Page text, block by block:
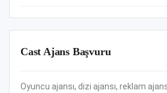
Cast Ajans Başvuru
Oyuncu ajansı, dizi ajansı, reklam